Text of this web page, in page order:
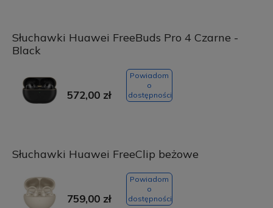
Słuchawki Huawei FreeBuds Pro 4 Czarne -
Black
572,00 zł
Powiadom
o
dostępności
Słuchawki Huawei FreeClip beżowe
759,00 zł
Powiadom
o
dostępności